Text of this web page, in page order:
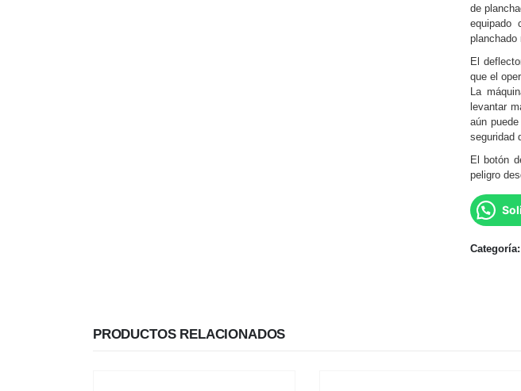
de
equipado
planchado
El
que el
La
levantar
aún
seguridad
El botón
peligro
Categoría:
PRODUCTOS RELACIONADOS